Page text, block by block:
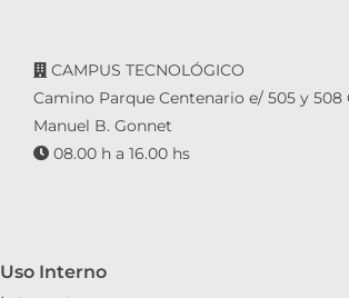
CAMPUS TECNOLÓGICO
Camino Parque Centenario e/ 505 y 508
Manuel B. Gonnet
08.00 h a 16.00 hs
Uso Interno